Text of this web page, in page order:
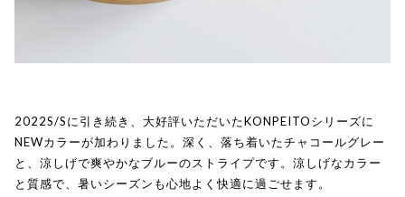
2022S/Sに引き続き、大好評いただいたKONPEITOシリーズに
NEWカラーが加わりました。深く、落ち着いたチャコールグレー
と、涼しげで爽やかなブルーのストライプです。涼しげなカラー
と質感で、暑いシーズンも心地よく快適に過ごせます。